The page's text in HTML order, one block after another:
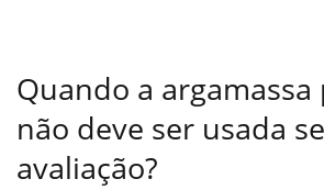
Quando a
não deve ser usada
avaliação?